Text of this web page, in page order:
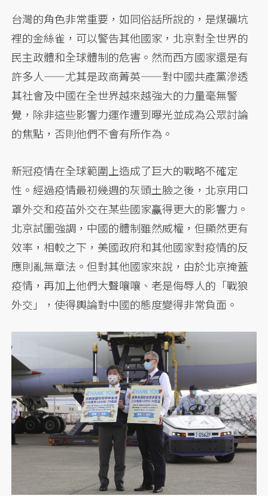
台灣的角色非常重要，如同俗話所說的，是煤礦坑
裡的金絲雀，可以警告其他國家，北京對全世界的
民主政體和全球體制的危害。然而西方國家還是有
許多人——尤其是政商菁英——對中國共產黨滲透
其社會及中國在全世界越來越強大的力量毫無警
覺，除非這些影響力運作遭到曝光並成為公眾討論
的焦點，否則他們不會有所作為。
新冠疫情在全球範圍上造成了巨大的戰略不確定
性。經過疫情最初幾週的灰頭土臉之後，北京用口
罩外交和疫苖外交在某些國家赢得更大的影響力。
北京試圖強調，中國的體制雖然威權，但顯然更有
效率，相較之下，美國政府和其他國家對疫情的反
應則亂無章法。但對其他國家來說，由於北京掩蓋
疫情，再加上他們大聲嚷嚷、老是侮辱人的「戰狼
外交」，使得輿論對中國的態度變得非常負面。